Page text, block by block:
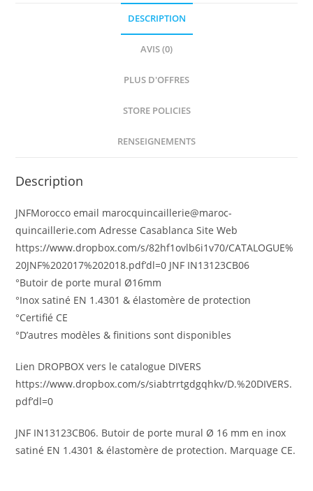
DESCRIPTION
AVIS (0)
PLUS D'OFFRES
STORE POLICIES
RENSEIGNEMENTS
Description
JNFMorocco email marocquincaillerie@maroc-
quincaillerie.com Adresse Casablanca Site Web
https://www.dropbox.com/s/82hf1ovlb6i1v70/CATALOGUE%
20JNF%202017%202018.pdf’dl=0 JNF IN13123CB06
°Butoir de porte mural Ø16mm
°Inox satiné EN 1.4301 & élastomère de protection
°Certifié CE
°D’autres modèles & finitions sont disponibles
Lien DROPBOX vers le catalogue DIVERS
https://www.dropbox.com/s/siabtrrtgdgqhkv/D.%20DIVERS.
pdf’dl=0
JNF IN13123CB06. Butoir de porte mural Ø 16 mm en inox
satiné EN 1.4301 & élastomère de protection. Marquage CE.